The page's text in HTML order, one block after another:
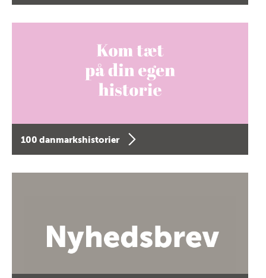
100 danmarkshistorier